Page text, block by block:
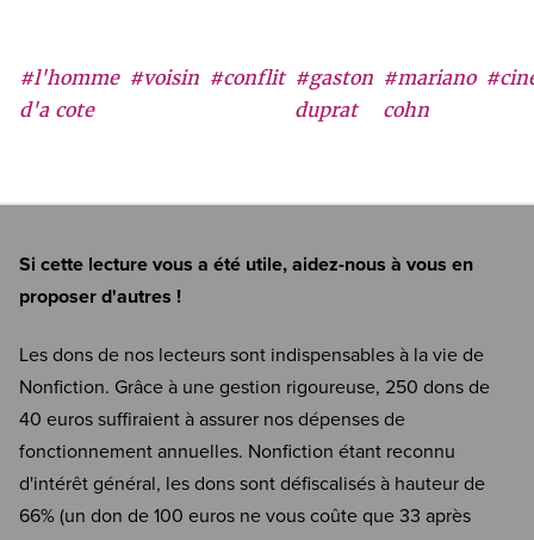
#l'homme
d'a cote
#voisin #conflit #gaston
duprat
#mariano
cohn
Si cette lecture vous a été utile, aidez-nous à vous en
proposer d'autres !
Les dons de nos lecteurs sont indispensables à la vie de
Nonfiction. Grâce à une gestion rigoureuse, 250 dons de
40 euros suffiraient à assurer nos dépenses de
fonctionnement annuelles. Nonfiction étant reconnu
d'intérêt général, les dons sont défiscalisés à hauteur de
66% (un don de 100 euros ne vous coûte que 33 après